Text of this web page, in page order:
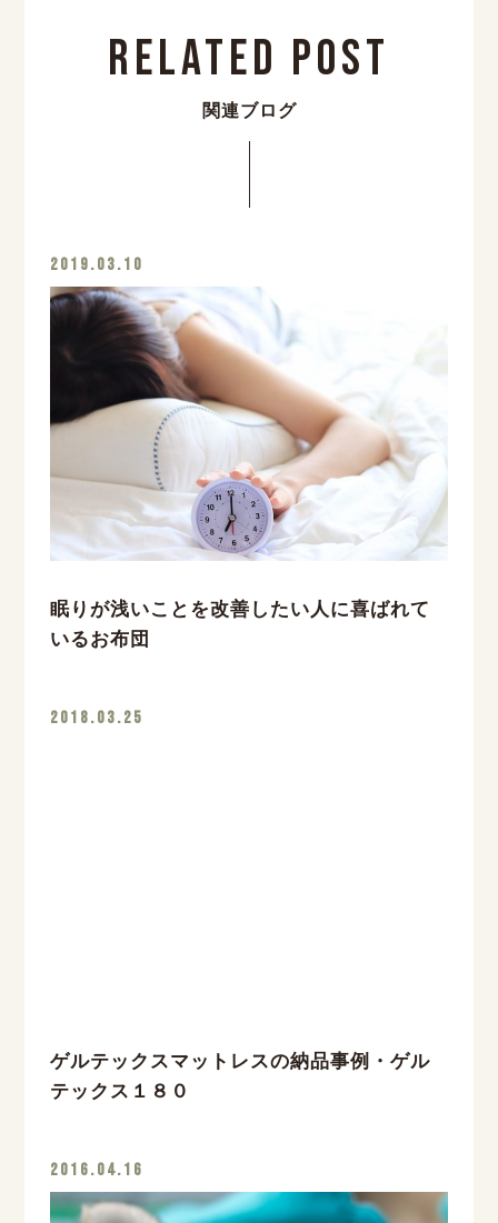
Related Post
関連ブログ
2019.03.10
眠りが浅いことを改善したい人に喜ばれて
いるお布団
2018.03.25
ゲルテックスマットレスの納品事例・ゲル
テックス１８０
2016.04.16